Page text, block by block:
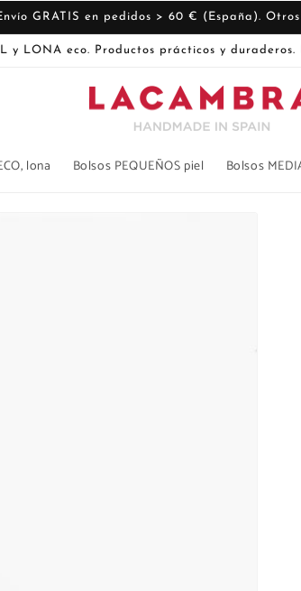
GRATIS en pedidos > 60 € (España).
y LONA eco. Productos prácticos y
lona Bolsos PEQUEÑOS piel Bolsos